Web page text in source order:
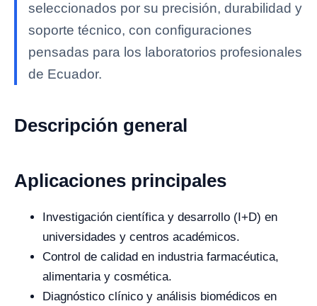
seleccionados por su precisión, durabilidad y
soporte técnico, con configuraciones
pensadas para los laboratorios profesionales
de Ecuador.
Descripción general
Aplicaciones principales
Investigación científica y desarrollo (I+D) en
universidades y centros académicos.
Control de calidad en industria farmacéutica,
alimentaria y cosmética.
Diagnóstico clínico y análisis biomédicos en